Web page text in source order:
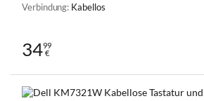
Verbindung: Kabellos
3499
€